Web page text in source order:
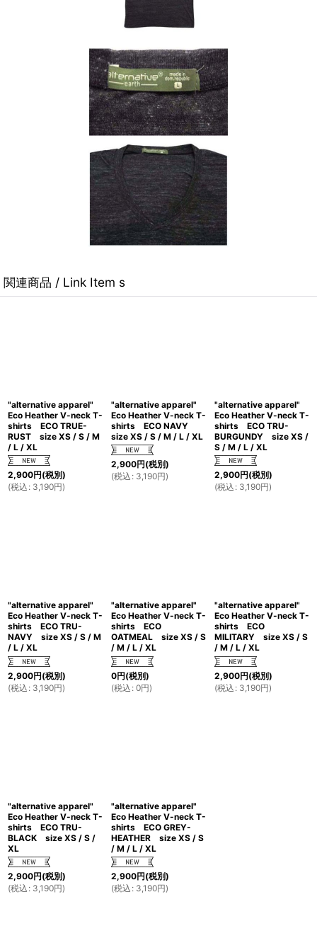
関連商品 / Link Item s
"alternative apparel"
Eco Heather V-neck T-
shirts ECO TRUE-
RUST size XS / S / M
/ L / XL
2,900円(税別)
(税込 : 3,190円)
"alternative apparel"
Eco Heather V-neck T-
shirts ECO NAVY
size XS / S / M / L / XL
2,900円(税別)
(税込 : 3,190円)
"alternative apparel"
Eco Heather V-neck T-
shirts ECO TRU-
BURGUNDY size XS /
S / M / L / XL
2,900円(税別)
(税込 : 3,190円)
"alternative apparel"
Eco Heather V-neck T-
shirts ECO TRU-
NAVY size XS / S / M
/ L / XL
2,900円(税別)
(税込 : 3,190円)
"alternative apparel"
Eco Heather V-neck T-
shirts ECO
OATMEAL size XS / S
/ M / L / XL
0円(税別)
(税込 : 0円)
"alternative apparel"
Eco Heather V-neck T-
shirts ECO
MILITARY size XS / S
/ M / L / XL
2,900円(税別)
(税込 : 3,190円)
"alternative apparel"
Eco Heather V-neck T-
shirts ECO TRU-
BLACK size XS / S /
XL
2,900円(税別)
(税込 : 3,190円)
"alternative apparel"
Eco Heather V-neck T-
shirts ECO GREY-
HEATHER size XS / S
/ M / L / XL
2,900円(税別)
(税込 : 3,190円)